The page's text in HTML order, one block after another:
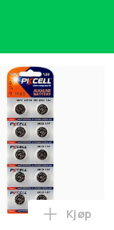
rørs fotpedal
Legg
Kjøp